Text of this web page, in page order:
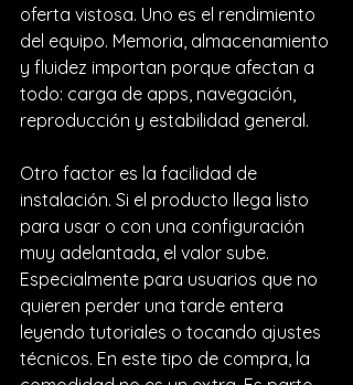
oferta vistosa. Uno es el rendimiento
del equipo. Memoria, almacenamiento
y fluidez importan porque afectan a
todo: carga de apps, navegación,
reproducción y estabilidad general.
Otro factor es la facilidad de
instalación. Si el producto llega listo
para usar o con una configuración
muy adelantada, el valor sube.
Especialmente para usuarios que no
quieren perder una tarde entera
leyendo tutoriales o tocando ajustes
técnicos. En este tipo de compra, la